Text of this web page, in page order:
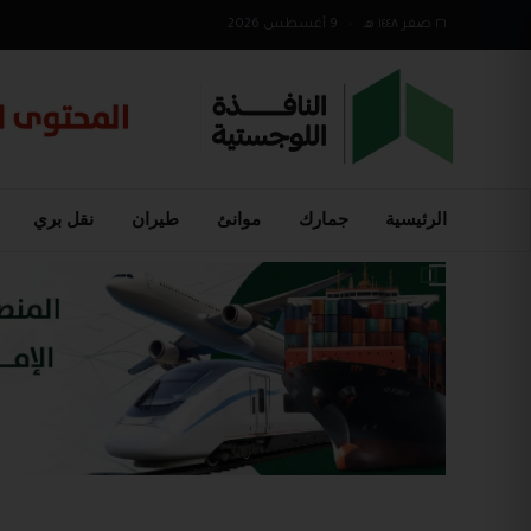
9 أغسطس 2026
الرئيسية جمارك موانئ طيران نقل بري